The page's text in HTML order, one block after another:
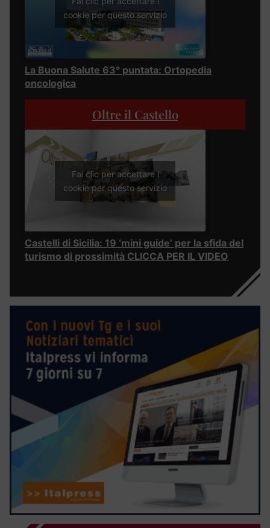
cookie per questo servizio
La Buona Salute 63° puntata: Ortopedia
oncologica
Oltre il Castello
Fai clic per accettare i
cookie per questo servizio
Castelli di Sicilia: 19 ‘mini guide’ per la sfida del
turismo di prossimità CLICCA PER IL VIDEO